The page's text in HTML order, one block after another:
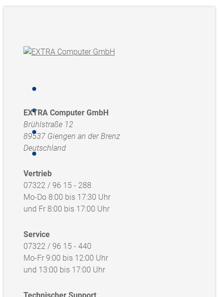
EXTRA Computer GmbH
Brühlstraße 12
89537 Giengen an der Brenz
Deutschland
Vertrieb
07322 / 96 15 - 288
Mo-Do 8:00 bis 17:30 Uhr
und Fr 8:00 bis 17:00 Uhr
Service
07322 / 96 15 - 440
Mo-Fr 9:00 bis 12:00 Uhr
und 13:00 bis 17:00 Uhr